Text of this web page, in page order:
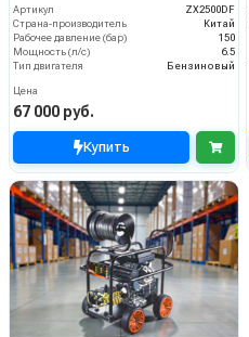
стартер)
Артикул
ZX2500DF
Страна-производитель
Китай
Рабочее давление (бар)
150
Мощность (л/с)
6.5
Тип двигателя
Бензиновый
Цена
67 000 руб.
Купить